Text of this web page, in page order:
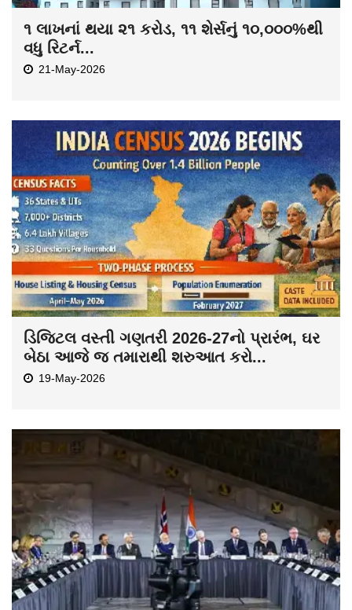
૧ લાખનાં થયા ૨૧ કરોડ, ૧૧ શેર્સનું ૧૦,૦૦૦%થી
વધુ રિટર્ન...
21-May-2026
ડિજિટલ વસ્તી ગણતરી 2026-27નો પ્રારંભ, ઘર
બેઠા આજે જ તમારાથી શરુઆત કરો...
19-May-2026